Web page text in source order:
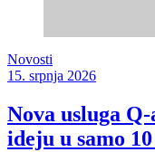
Novosti
15. srpnja 2026
Nova usluga
ideju u samo